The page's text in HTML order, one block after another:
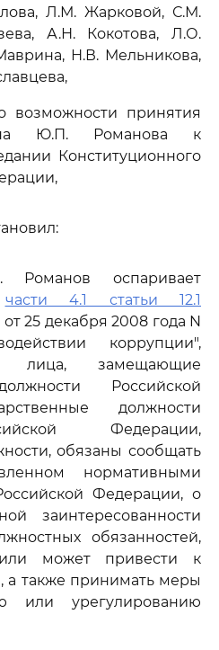
Л.М. Жарковой, С.М.
А.Н. Кокотова, Л.О.
Н.В. Мельникова,
возможности принятия
Ю.П. Романова к
Конституционного
оспаривает
части 4.1 статьи 12.1
25 декабря 2008 года N
коррупции",
лица, замещающие
Российской
должности
Федерации,
обязаны сообщать
нормативными
Федерации, о
заинтересованности
обязанностей,
может привести к
а также принимать меры
или урегулированию